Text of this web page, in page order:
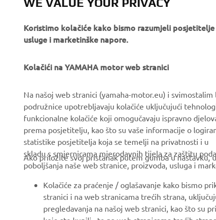
About us
Events
Press
Working at Yamaha
Become a Dealer
eBike systems
Authorities & Police
Golfcourses
First responders
Robotics
Partnerships
WE VALUE YOUR PRIVACY
Koristimo kolačiće kako bismo razumjeli
usluge i marketinške napore.
Kolačići na YAMAHA motor web stranici
Na našoj web stranici (yamaha-motor.eu) i
podružnice upotrebljavaju kolačiće uključujući
funkcionalne kolačiće koji omogučavaju ispravno
prema posjetitelju, kao što su vaše informacije o
statistike posjetitelja koja se temelji na privatnosti i u
skladu s smjernicama mjerodavnih tijela za zaštitu
poboljšanja naše web stranice, proizvoda, usluga i
Ako priložite svoj pristanak putem gumba u nastavku,
Kolačiće za praćenje / oglašavanje kako bismo
stranici i na web stranicama trećih strana,
pregledavanja na našoj web stranici, kao što su